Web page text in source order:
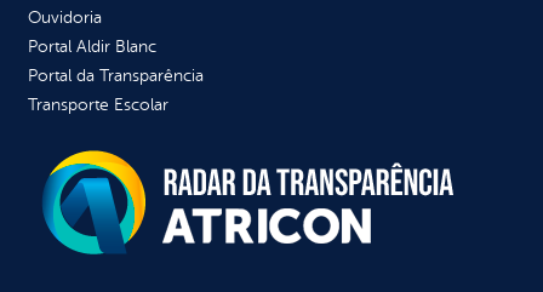
Ouvidoria
Portal Aldir Blanc
Portal da Transparência
Transporte Escolar